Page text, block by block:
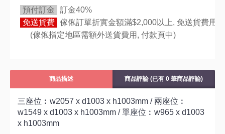
預付訂金
訂金40%
免送貨費 傢俬訂單折實金額滿$2,000以上, 免送貨費用,
(傢俬指定地區需額外送貨費用, 付款頁中)
商品描述 商品評論 (已有 0 筆商品評論)
三座位︰w2057 x d1003 x h1003mm / 兩座位︰
w1549 x d1003 x h1003mm / 單座位︰w965 x d1003
x h1003mm